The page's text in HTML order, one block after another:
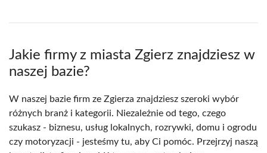
Jakie firmy z miasta Zgierz znajdziesz w
naszej bazie?
W naszej bazie firm ze Zgierza znajdziesz szeroki wybór
różnych branż i kategorii. Niezależnie od tego, czego
szukasz - biznesu, usług lokalnych, rozrywki, domu i ogrodu
czy motoryzacji - jesteśmy tu, aby Ci pomóc. Przejrzyj naszą